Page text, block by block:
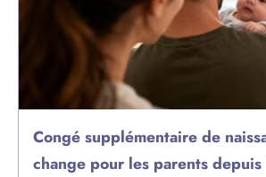
Congé supplémentaire de
change pour les parents